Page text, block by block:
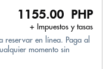
1155.00 PHP
+ Impuestos y tasas
reservar en línea. Paga al
momento sin